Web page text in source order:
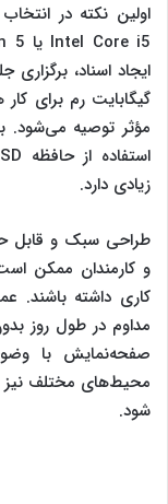
اولین نکته در
گیگابایت رم برای
مؤثر توصیه می‌شود.
زیادی دارد.
طراحی سبک و قابل
و کارمندان ممکن
کاری داشته باشند.
مداوم در طول روز
محیط‌های مختلف نیز
شود.